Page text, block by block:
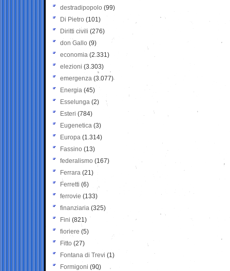
destradipopolo (99)
Di Pietro (101)
Diritti civili (276)
don Gallo (9)
economia (2.331)
elezioni (3.303)
emergenza (3.077)
Energia (45)
Esselunga (2)
Esteri (784)
Eugenetica (3)
Europa (1.314)
Fassino (13)
federalismo (167)
Ferrara (21)
Ferretti (6)
ferrovie (133)
finanziaria (325)
Fini (821)
fioriere (5)
Fitto (27)
Fontana di Trevi (1)
Formigoni (90)